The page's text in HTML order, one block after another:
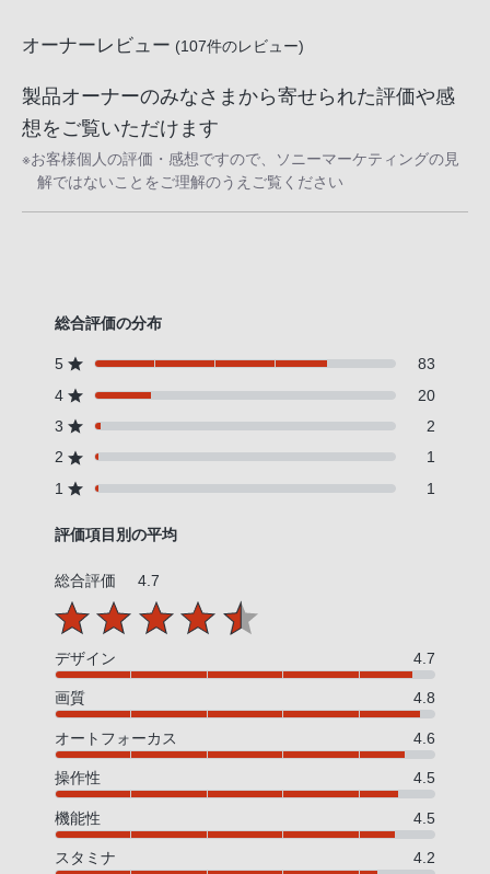
オーナーレビュー (107件のレビュー)
製品オーナーのみなさまから寄せられた評価や感
想をご覧いただけます
※お客様個人の評価・感想ですので、ソニーマーケティングの見
解ではないことをご理解のうえご覧ください
総合評価の分布
5
83
4
20
3
2
2
1
1
1
評価項目別の平均
総合評価 4.7
デザイン 4.7
画質 4.8
オートフォーカス 4.6
操作性 4.5
機能性 4.5
スタミナ 4.2